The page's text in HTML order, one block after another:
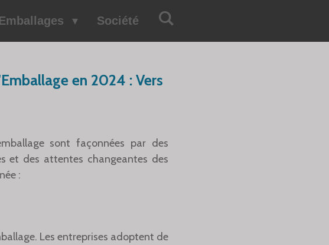
Société
en 2024 : Vers
sont façonnées par des
et des attentes changeantes des
:
Les entreprises adoptent de